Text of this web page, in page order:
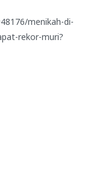
menikah-di-
rekor-muri?